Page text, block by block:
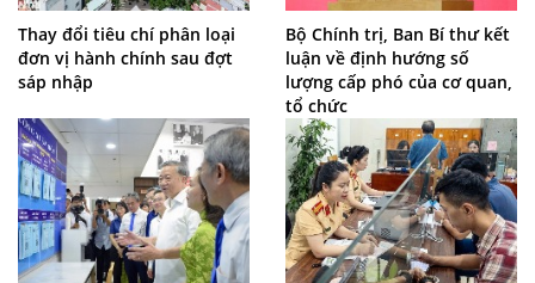
Thay đổi tiêu chí phân loại
đơn vị hành chính sau đợt
sáp nhập
Bộ Chính trị, Ban Bí thư kết
luận về định hướng số
lượng cấp phó của cơ quan,
tổ chức